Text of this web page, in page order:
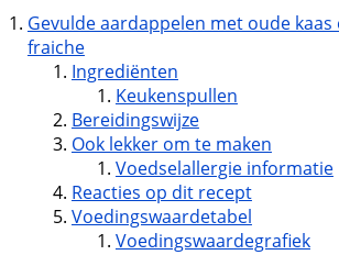
Gevulde aardappelen met oude kaas
fraiche
Ingrediënten
Keukenspullen
Bereidingswijze
Ook lekker om te maken
Voedselallergie informatie
Reacties op dit recept
Voedingswaardetabel
Voedingswaardegrafiek